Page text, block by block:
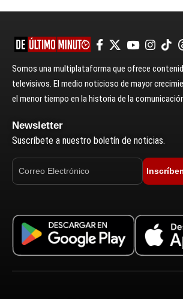
Somos una multiplataforma que ofrece
televisivos. El medio noticioso de mayor
el menor tiempo en la historia de la
Newsletter
Suscríbete a nuestro boletín de noticias.